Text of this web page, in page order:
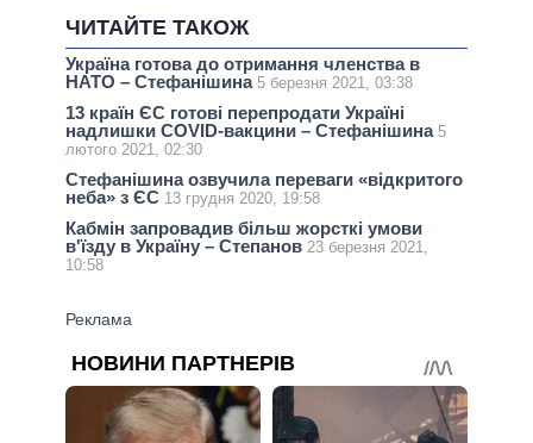
ЧИТАЙТЕ ТАКОЖ
Україна готова до отримання членства в
НАТО – Стефанішина 5 березня 2021, 03:38
13 країн ЄС готові перепродати Україні
надлишки COVID-вакцини – Стефанішина 5
лютого 2021, 02:30
Стефанішина озвучила переваги «відкритого
неба» з ЄС 13 грудня 2020, 19:58
Кабмін запровадив більш жорсткі умови
в'їзду в Україну – Степанов 23 березня 2021,
10:58